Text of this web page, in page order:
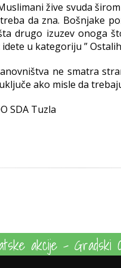
žive svuda
da zna. Bošnjake
drugo izuzev onoga
u kategoriju ”
ne smatra
ako misle da
SDA Tuzla
akcije - Gradski